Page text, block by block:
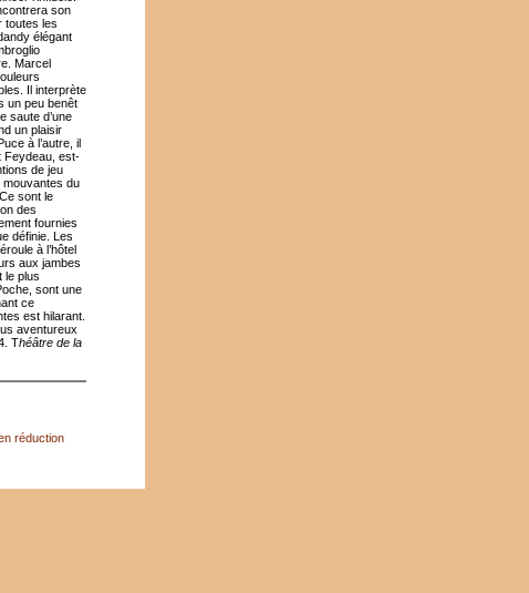
son
toutes les
élégant
Marcel
Il interprète
un peu benêt
saute d’une
un plaisir
à l’autre, il
Feydeau, est-
de jeu
mouvantes du
sont le
des
fournies
définie. Les
à l’hôtel
aux jambes
le plus
sont une
ce
est hilarant.
aventureux
Théâtre de la
réduction